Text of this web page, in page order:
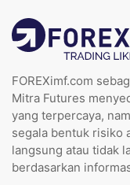
FOREXimf.com
Mitra Futures
yang terpercaya,
segala bentuk risiko
langsung atau tidak
berdasarkan